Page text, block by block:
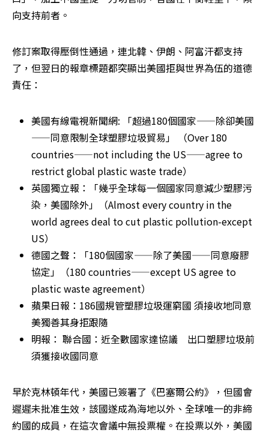
向支持前者。
修訂案取得壓倒性通過，連北韓、伊朗、阿富汗都支持
了，但翌日的報章標題都突顯出美國拒與世界為伍的道德
責任：
美國有線電視新聞網: 「超過180個國家——除卻美國
——同意限制全球塑膠垃圾貿易」 （Over 180
countries——not including the US——agree to
restrict global plastic waste trade）
英國獨立報：「幾乎全球每一個國家同意減少塑膠污
染，美國除外」（Almost every country in the
world agrees deal to cut plastic pollution-except
US）
德國之聲：「180個國家——除了美國——同意廢膠
協定」（180 countries——except US agree to
plastic waste agreement）
蘋果日報：186國規管塑膠垃圾運窮國 須接收地同意
美獨善其身拒跟隨
明報： 聯合國：近全數國家達協議　出口塑膠垃圾前
須獲接收國同意
早於克林頓年代，美國已簽署了《巴塞爾公約》，但國會
遲遲未批准生效，該國遂成為海地以外、全球唯一的非締
約國的成員，在這次會議中無投票權。在投票以外，美國